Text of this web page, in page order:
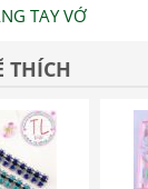
TAY VỚ
THÍCH